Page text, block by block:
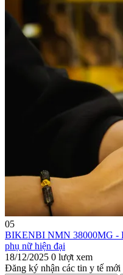
05
BIKENBI NMN 38000MG -
phụ nữ hiện đại
18/12/2025 0 lượt xem
Đăng ký nhận các tin y tế mới